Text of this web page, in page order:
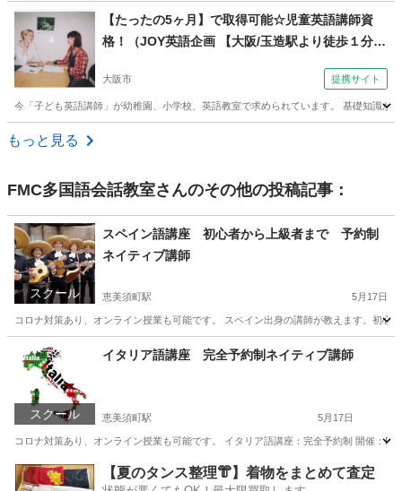
大阪 泉佐野市 泉佐野駅 英検 オンライン
【たったの5ヶ月】で取得可能☆児童英語講師資
格！（JOY英語企画 【大阪/玉造駅より徒歩１分】
大阪市 提携サイト
今「子ども英語講師」が幼稚園、小学校、英語教室で求められています。 基礎知識
大阪 大阪市
もっと見る
FMC多国語会話教室さんのその他の投稿記事：
スクール
スペイン語講座 初心者から上級者まで 予約制
ネイティブ講師
恵美須町駅 5月17日
コロナ対策あり、オンライン授業も可能です。 スペイン出身の講師が教えます。初
恵美須町駅 スペイン語 コマ
スクール
イタリア語講座 完全予約制ネイティブ講師
恵美須町駅 5月17日
コロナ対策あり、オンライン授業も可能です。 イタリア語講座：完全予約制 開催：
大阪 大阪市 恵美須町駅 イタリア語
【夏のタンス整理👘】着物をまとめて査定